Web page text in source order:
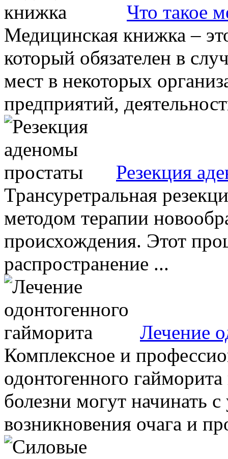
Что такое
Медицинская книжка –
который обязателен в
мест в некоторых
предприятий,
Резекция
Трансуретральная
методом терапии
происхождения. Этот
распространение ...
Лечение
Комплексное и
одонтогенного
болезни могут начинать
возникновения очага и